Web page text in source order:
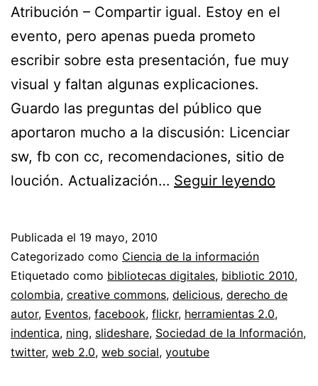
Atribución – Compartir igual. Estoy en el
evento, pero apenas pueda prometo
escribir sobre esta presentación, fue muy
visual y faltan algunas explicaciones.
Guardo las preguntas del público que
aportaron mucho a la discusión: Licenciar
sw, fb con cc, recomendaciones, sitio de
loución. Actualización… Seguir leyendo
de
autor
Publicada el 19 mayo, 2010
Categorizado como Ciencia de la información
Etiquetado como bibliotecas digitales, bibliotic 2010,
colombia, creative commons, delicious, derecho de
autor, Eventos, facebook, flickr, herramientas 2.0,
indentica, ning, slideshare, Sociedad de la Información,
twitter, web 2.0, web social, youtube